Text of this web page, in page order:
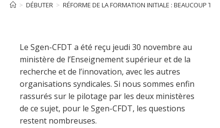
> DÉBUTER > RÉFORME DE LA FORMATION INITIALE : BEAUCOUP
Le Sgen-CFDT a été reçu jeudi 30 novembre au
ministère de l’Enseignement supérieur et de la
recherche et de l’innovation, avec les autres
organisations syndicales. Si nous sommes enfin
rassurés sur le pilotage par les deux ministères
de ce sujet, pour le Sgen-CFDT, les questions
restent nombreuses.